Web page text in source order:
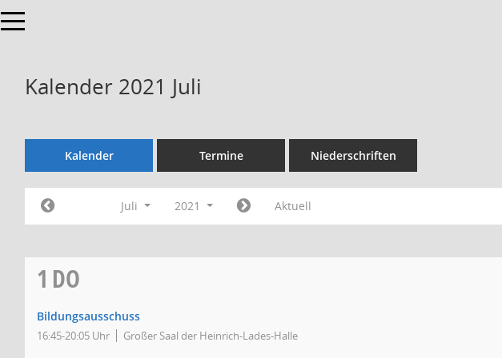
Toggle navigation
Kalender 2021 Juli
Kalender Termine Niederschriften
Juli 2021 Aktuell
1 DO
Bildungsausschuss
16:45-20:05 Uhr Großer Saal der Heinrich-Lades-Halle